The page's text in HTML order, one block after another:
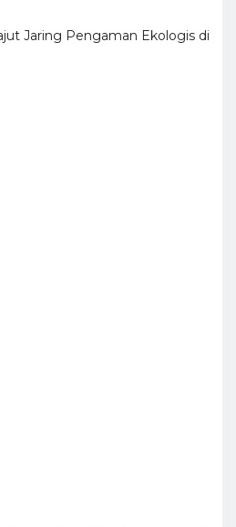
Jaring Pengaman Ekologis di